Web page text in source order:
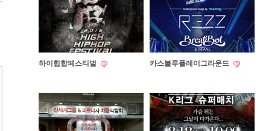
하이힙합페스티벌 카스블루플레이그라운드